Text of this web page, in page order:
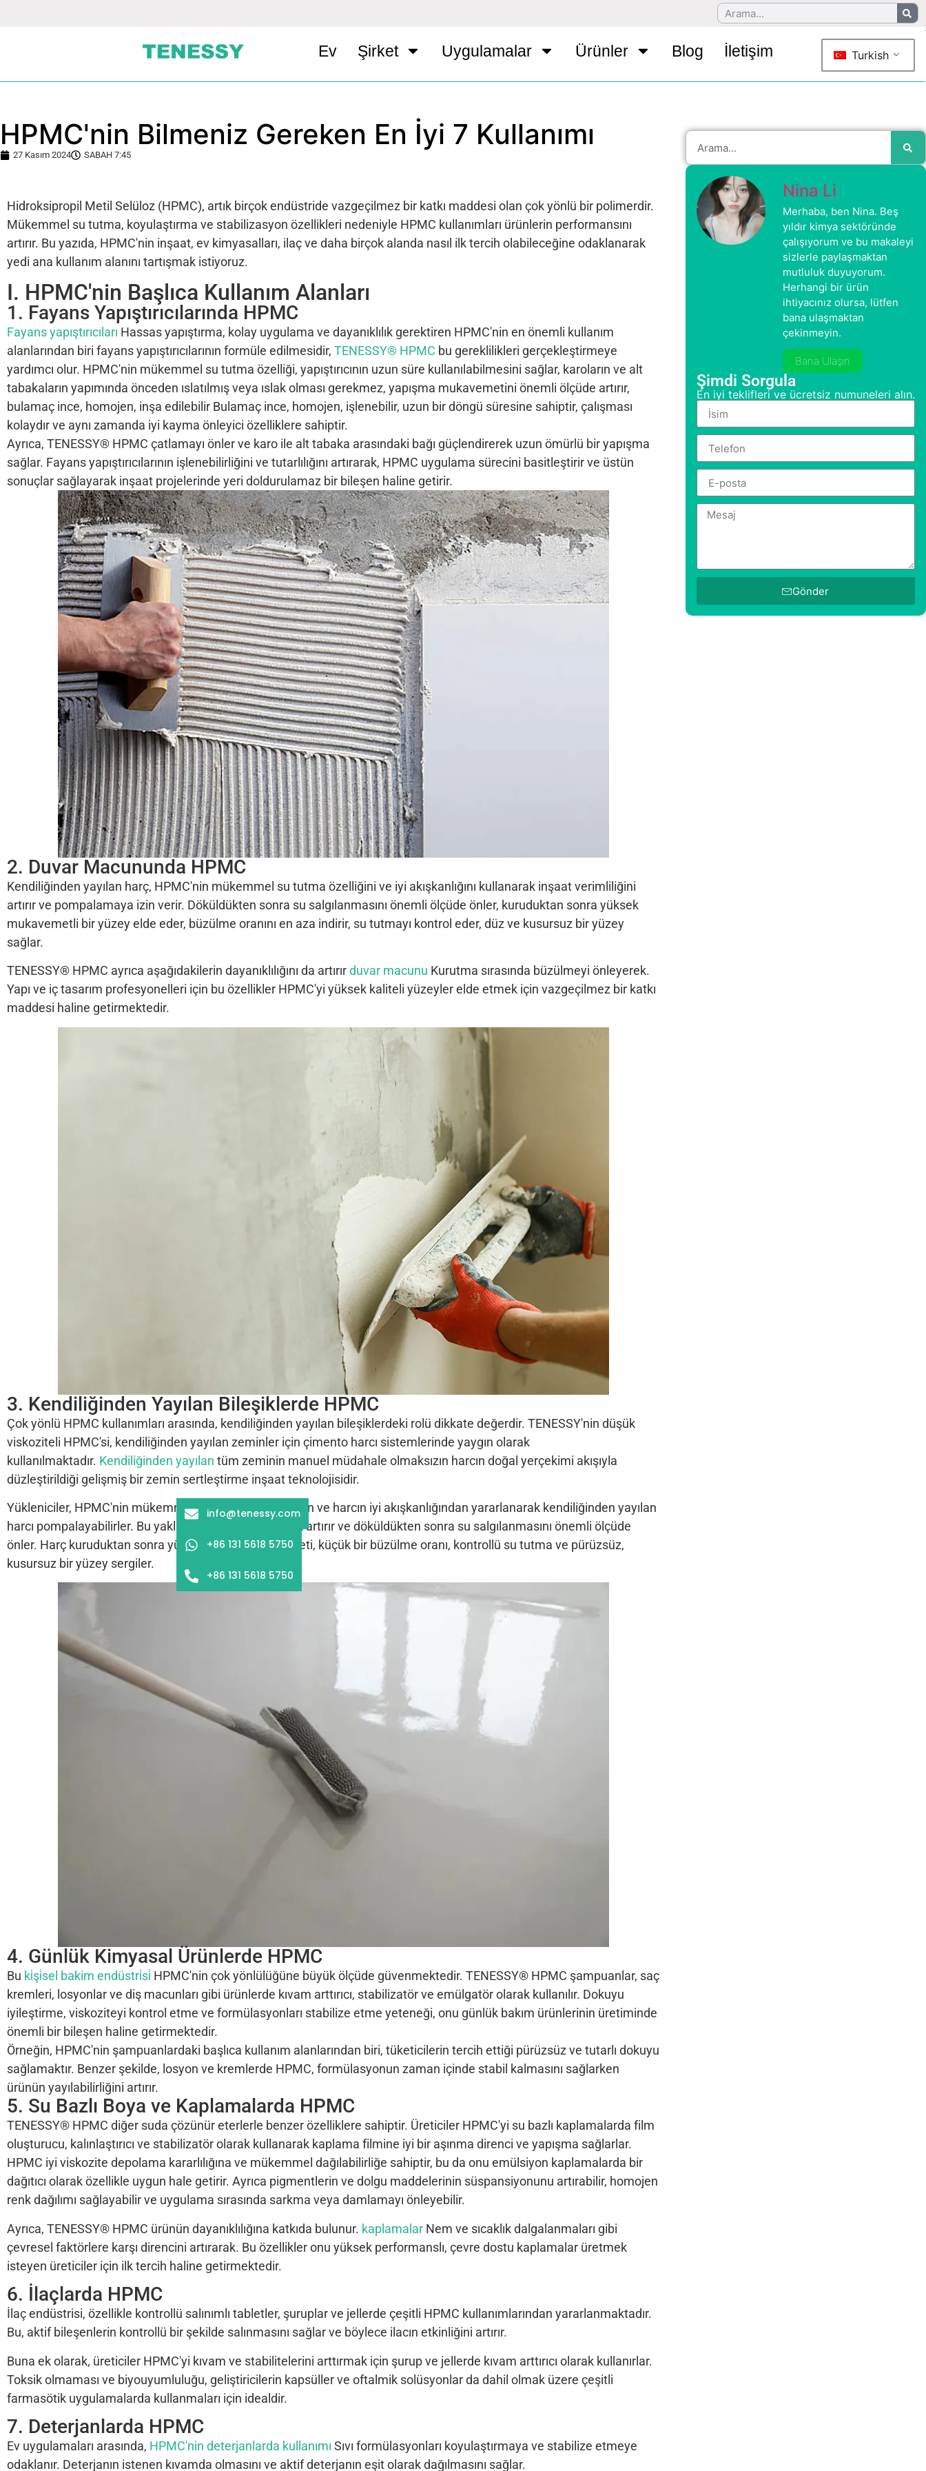
Ev Şirket Uygulamalar Ürünler Blog İletişim Turkish
HPMC'nin Bilmeniz Gereken En İyi 7 Kullanımı
27 Kasım 2024 SABAH 7:45
Hidroksipropil Metil Selüloz (HPMC), artık birçok endüstride vazgeçilmez bir katkı maddesi olan çok yönlü bir polimerdir.
Mükemmel su tutma, koyulaştırma ve stabilizasyon özellikleri nedeniyle HPMC kullanımları ürünlerin performansını
artırır. Bu yazıda, HPMC'nin inşaat, ev kimyasalları, ilaç ve daha birçok alanda nasıl ilk tercih olabileceğine odaklanarak
yedi ana kullanım alanını tartışmak istiyoruz.
I. HPMC'nin Başlıca Kullanım Alanları
1. Fayans Yapıştırıcılarında HPMC
Fayans yapıştırıcıları Hassas yapıştırma, kolay uygulama ve dayanıklılık gerektiren HPMC'nin en önemli kullanım
alanlarından biri fayans yapıştırıcılarının formüle edilmesidir, TENESSY® HPMC bu gereklilikleri gerçekleştirmeye
yardımcı olur. HPMC'nin mükemmel su tutma özelliği, yapıştırıcının uzun süre kullanılabilmesini sağlar, karoların ve alt
tabakaların yapımında önceden ıslatılmış veya ıslak olması gerekmez, yapışma mukavemetini önemli ölçüde artırır,
bulamaç ince, homojen, inşa edilebilir Bulamaç ince, homojen, işlenebilir, uzun bir döngü süresine sahiptir, çalışması
kolaydır ve aynı zamanda iyi kayma önleyici özelliklere sahiptir.
Ayrıca, TENESSY® HPMC çatlamayı önler ve karo ile alt tabaka arasındaki bağı güçlendirerek uzun ömürlü bir yapışma
sağlar. Fayans yapıştırıcılarının işlenebilirliğini ve tutarlılığını artırarak, HPMC uygulama sürecini basitleştirir ve üstün
sonuçlar sağlayarak inşaat projelerinde yeri doldurulamaz bir bileşen haline getirir.
2. Duvar Macununda HPMC
Kendiliğinden yayılan harç, HPMC'nin mükemmel su tutma özelliğini ve iyi akışkanlığını kullanarak inşaat verimliliğini
artırır ve pompalamaya izin verir. Döküldükten sonra su salgılanmasını önemli ölçüde önler, kuruduktan sonra yüksek
mukavemetli bir yüzey elde eder, büzülme oranını en aza indirir, su tutmayı kontrol eder, düz ve kusursuz bir yüzey
sağlar.
TENESSY® HPMC ayrıca aşağıdakilerin dayanıklılığını da artırırduvar macunu Kurutma sırasında büzülmeyi önleyerek.
Yapı ve iç tasarım profesyonelleri için bu özellikler HPMC'yi yüksek kaliteli yüzeyler elde etmek için vazgeçilmez bir katkı
maddesi haline getirmektedir.
3. Kendiliğinden Yayılan Bileşiklerde HPMC
Çok yönlü HPMC kullanımları arasında, kendiliğinden yayılan bileşiklerdeki rolü dikkate değerdir. TENESSY'nin düşük
viskoziteli HPMC'si, kendiliğinden yayılan zeminler için çimento harcı sistemlerinde yaygın olarak
kullanılmaktadır. Kendiliğinden yayılan tüm zeminin manuel müdahale olmaksızın harcın doğal yerçekimi akışıyla
düzleştirildiği gelişmiş bir zemin sertleştirme inşaat teknolojisidir.
Yükleniciler, HPMC'nin mükemmel su tutma özelliğinden ve harcın iyi akışkanlığından yararlanarak kendiliğinden yayılan
harcı pompalayabilirler. Bu yaklaşım inşaat verimliliğini artırır ve döküldükten sonra su salgılanmasını önemli ölçüde
önler. Harç kuruduktan sonra yüksek yüzey mukavemeti, küçük bir büzülme oranı, kontrollü su tutma ve pürüzsüz,
kusursuz bir yüzey sergiler.
4. Günlük Kimyasal Ürünlerde HPMC
Bu ki̇şi̇sel bakim endüstri̇si̇ HPMC'nin çok yönlülüğüne büyük ölçüde güvenmektedir. TENESSY® HPMC şampuanlar, saç
kremleri, losyonlar ve diş macunları gibi ürünlerde kıvam arttırıcı, stabilizatör ve emülgatör olarak kullanılır. Dokuyu
iyileştirme, viskoziteyi kontrol etme ve formülasyonları stabilize etme yeteneği, onu günlük bakım ürünlerinin üretiminde
önemli bir bileşen haline getirmektedir.
Örneğin, HPMC'nin şampuanlardaki başlıca kullanım alanlarından biri, tüketicilerin tercih ettiği pürüzsüz ve tutarlı dokuyu
sağlamaktır. Benzer şekilde, losyon ve kremlerde HPMC, formülasyonun zaman içinde stabil kalmasını sağlarken
ürünün yayılabilirliğini artırır.
5. Su Bazlı Boya ve Kaplamalarda HPMC
TENESSY® HPMC diğer suda çözünür eterlerle benzer özelliklere sahiptir. Üreticiler HPMC'yi su bazlı kaplamalarda film
oluşturucu, kalınlaştırıcı ve stabilizatör olarak kullanarak kaplama filmine iyi bir aşınma direnci ve yapışma sağlarlar.
HPMC iyi viskozite depolama kararlılığına ve mükemmel dağılabilirliğe sahiptir, bu da onu emülsiyon kaplamalarda bir
dağıtıcı olarak özellikle uygun hale getirir. Ayrıca pigmentlerin ve dolgu maddelerinin süspansiyonunu artırabilir, homojen
renk dağılımı sağlayabilir ve uygulama sırasında sarkma veya damlamayı önleyebilir.
Ayrıca, TENESSY® HPMC ürünün dayanıklılığına katkıda bulunur. kaplamalar Nem ve sıcaklık dalgalanmaları gibi
çevresel faktörlere karşı direncini artırarak. Bu özellikler onu yüksek performanslı, çevre dostu kaplamalar üretmek
isteyen üreticiler için ilk tercih haline getirmektedir.
6. İlaçlarda HPMC
İlaç endüstrisi, özellikle kontrollü salınımlı tabletler, şuruplar ve jellerde çeşitli HPMC kullanımlarından yararlanmaktadır.
Bu, aktif bileşenlerin kontrollü bir şekilde salınmasını sağlar ve böylece ilacın etkinliğini artırır.
Buna ek olarak, üreticiler HPMC'yi kıvam ve stabilitelerini arttırmak için şurup ve jellerde kıvam arttırıcı olarak kullanırlar.
Toksik olmaması ve biyouyumluluğu, geliştiricilerin kapsüller ve oftalmik solüsyonlar da dahil olmak üzere çeşitli
farmasötik uygulamalarda kullanmaları için idealdir.
7. Deterjanlarda HPMC
Ev uygulamaları arasında, HPMC'nin deterjanlarda kullanımı Sıvı formülasyonları koyulaştırmaya ve stabilize etmeye
odaklanır. Deterjanın istenen kıvamda olmasını ve aktif deterjanın eşit olarak dağılmasını sağlar.
Nina Li
Merhaba, ben Nina. Beş
yıldır kimya sektöründe
çalışıyorum ve bu makaleyi
sizlerle paylaşmaktan
mutluluk duyuyorum.
Herhangi bir ürün
ihtiyacınız olursa, lütfen
bana ulaşmaktan
çekinmeyin.
Bana Ulaşın
Şimdi Sorgula
En iyi teklifleri ve ücretsiz numuneleri alın.
Gönder
info@tenessy.com
+86 131 5618 5750
+86 131 5618 5750